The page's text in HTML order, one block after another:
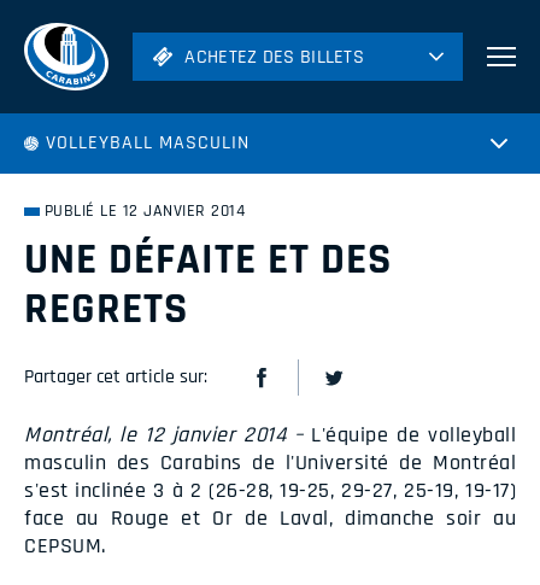
ACHETEZ DES BILLETS
Hockey
ACHETEZ DES BILLETS
VOLLEYBALL MASCULIN
PUBLIÉ LE 12 JANVIER 2014
UNE DÉFAITE ET DES
REGRETS
Partager cet article sur:
Montréal, le 12 janvier 2014 – L'équipe de volleyball
masculin des Carabins de l'Université de Montréal
s'est inclinée 3 à 2 (26-28, 19-25, 29-27, 25-19, 19-17)
face au Rouge et Or de Laval, dimanche soir au
CEPSUM.